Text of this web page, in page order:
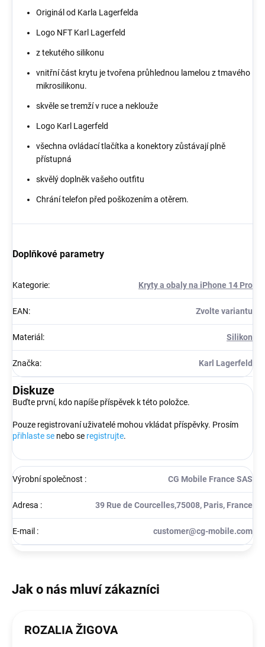
Originál od Karla Lagerfelda
Logo NFT Karl Lagerfeld
z tekutého silikonu
vnitřní část krytu je tvořena průhlednou lamelou z tmavého
mikrosilikonu.
skvěle se tremží v ruce a neklouže
Logo Karl Lagerfeld
všechna ovládací tlačítka a konektory zůstávají plně
přístupná
skvělý doplněk vašeho outfitu
Chrání telefon před poškozením a otěrem.
Doplňkové parametry
Kategorie: Kryty a obaly na iPhone 14 Pro
EAN: Zvolte variantu
Materiál : Silikon
Značka: Karl Lagerfeld
Diskuze
Buďte první, kdo napíše příspěvek k této položce.
Pouze registrovaní uživatelé mohou vkládat příspěvky. Prosím
přihlaste se nebo se registrujte.
Výrobní společnost : CG Mobile France SAS
Adresa : 39 Rue de Courcelles,75008, Paris, France
E-mail : customer@cg-mobile.com
ROZALIA ŽIGOVA